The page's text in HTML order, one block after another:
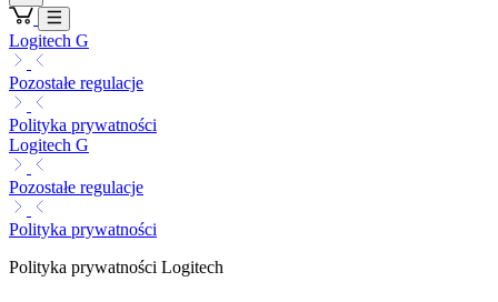
Logitech G
Pozostałe regulacje
Polityka prywatności
Logitech G
Pozostałe regulacje
Polityka prywatności
Polityka prywatności Logitech